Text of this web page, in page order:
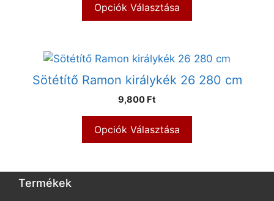
Opciók Választása
Sötétítő Ramon királykék 26 280 cm
9,800 Ft
Opciók Választása
Termékek